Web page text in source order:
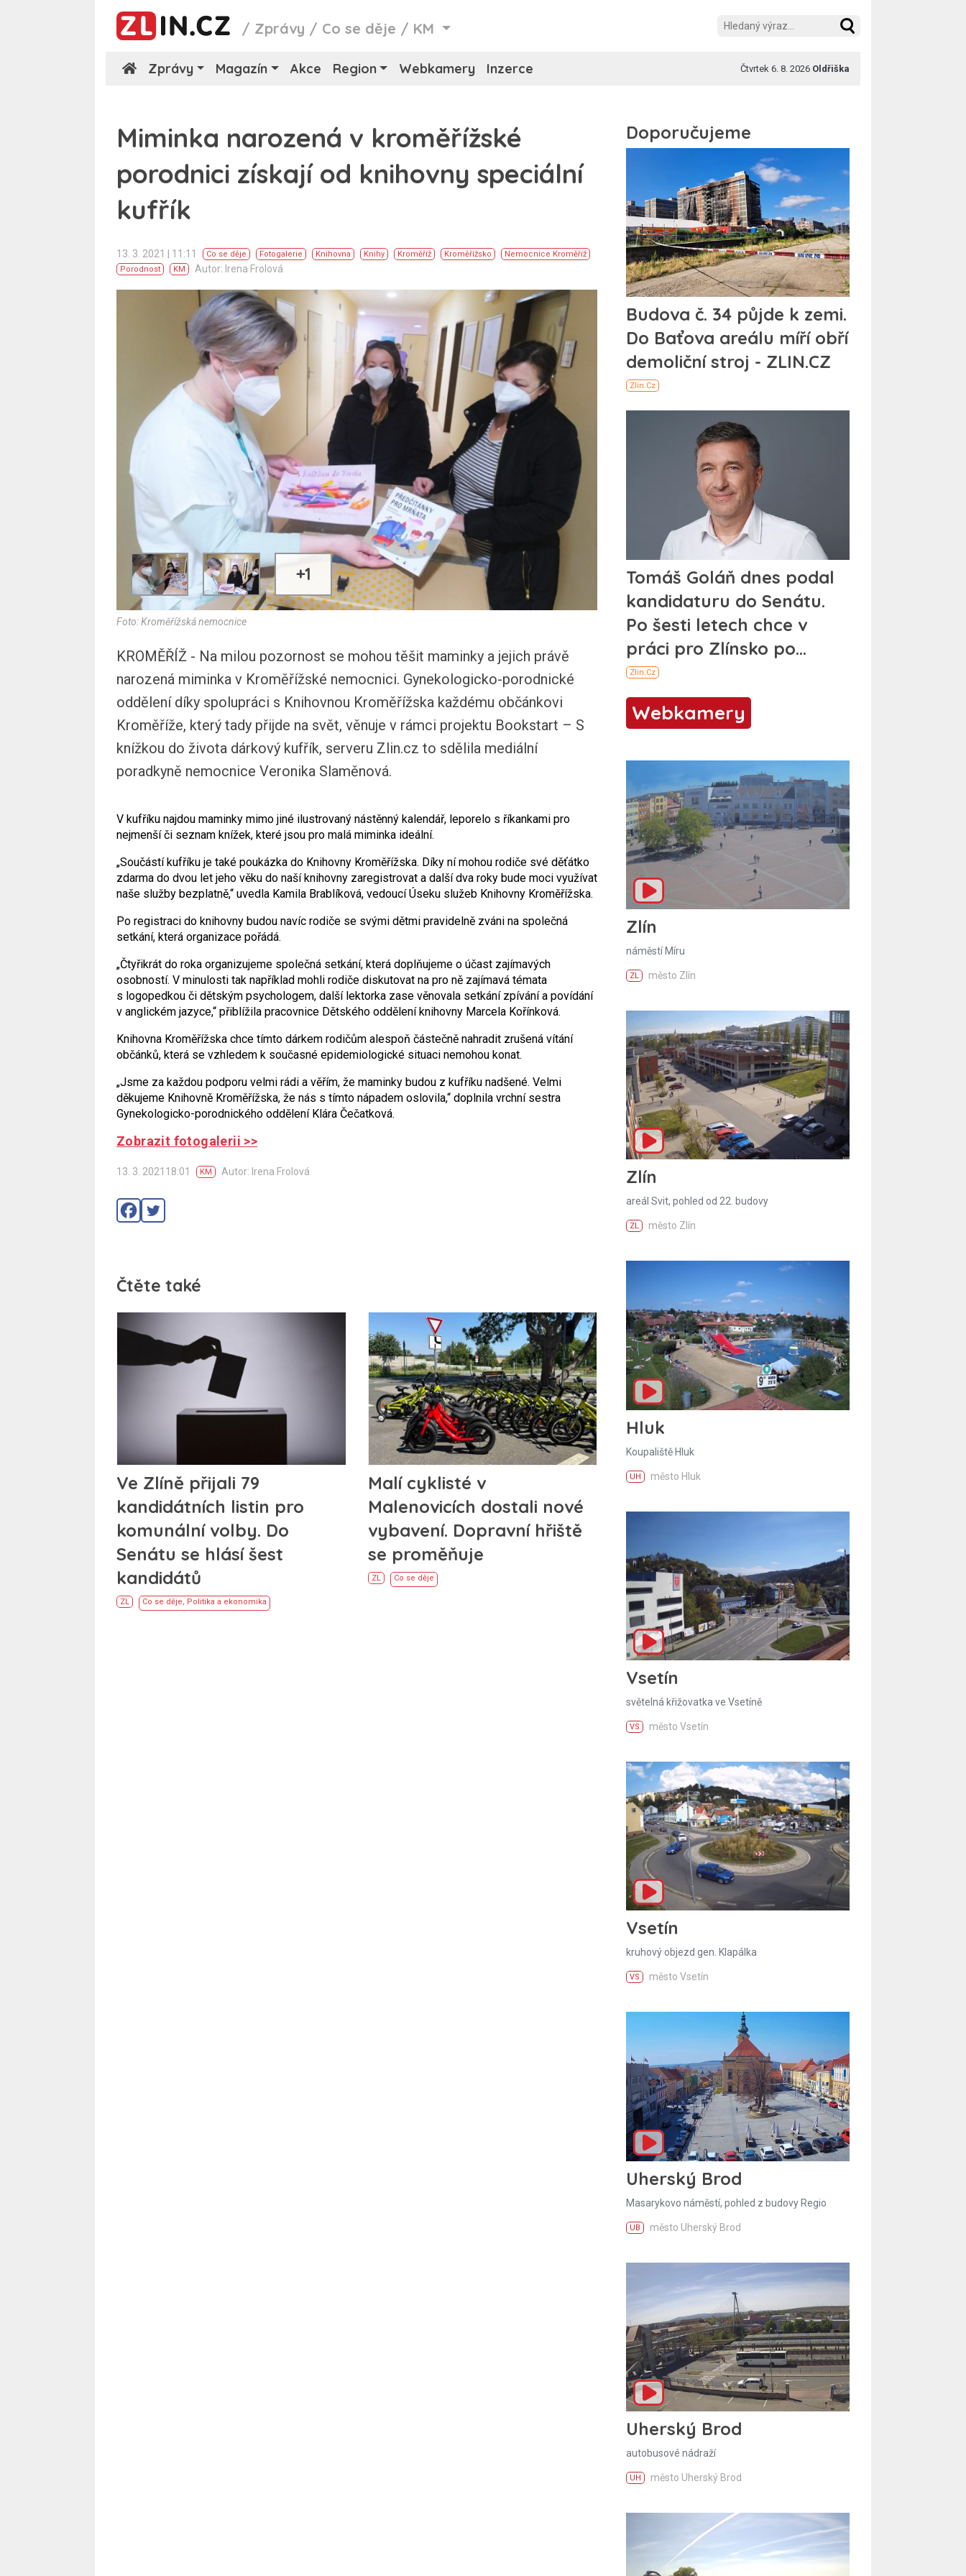
/ Zprávy / Co se děje / KM
Zprávy Magazín Akce Region Webkamery Inzerce Čtvrtek 6. 8. 2026 Oldřiška
Miminka narozená v kroměřížské
porodnici získají od knihovny speciální
kufřík
13. 3. 2021 | 11:11 Co se děje Fotogalerie Knihovna Knihy Kroměříž Kroměřížsko
Nemocnice Kroměříž
Porodnost
KM Autor: Irena Frolová
+1
Foto: Kroměřížská nemocnice
KROMĚŘÍŽ - Na milou pozornost se mohou těšit maminky a jejich právě
narozená miminka v Kroměřížské nemocnici. Gynekologicko-porodnické
oddělení díky spolupráci s Knihovnou Kroměřížska každému občánkovi
Kroměříže, který tady přijde na svět, věnuje v rámci projektu Bookstart – S
knížkou do života dárkový kufřík, serveru Zlin.cz to sdělila mediální
poradkyně nemocnice Veronika Slaměnová.
V kufříku najdou maminky mimo jiné ilustrovaný nástěnný kalendář, leporelo s říkankami pro
nejmenší či seznam knížek, které jsou pro malá miminka ideální.
„Součástí kufříku je také poukázka do Knihovny Kroměřížska. Díky ní mohou rodiče své děťátko
zdarma do dvou let jeho věku do naší knihovny zaregistrovat a další dva roky bude moci využívat
naše služby bezplatně,“ uvedla Kamila Brablíková, vedoucí Úseku služeb Knihovny Kroměřížska.
Po registraci do knihovny budou navíc rodiče se svými dětmi pravidelně zváni na společná
setkání, která organizace pořádá.
„Čtyřikrát do roka organizujeme společná setkání, která doplňujeme o účast zajímavých
osobností. V minulosti tak například mohli rodiče diskutovat na pro ně zajímavá témata
s logopedkou či dětským psychologem, další lektorka zase věnovala setkání zpívání a povídání
v anglickém jazyce,“ přiblížila pracovnice Dětského oddělení knihovny Marcela Kořínková.
Knihovna Kroměřížska chce tímto dárkem rodičům alespoň částečně nahradit zrušená vítání
občánků, která se vzhledem k současné epidemiologické situaci nemohou konat.
„Jsme za každou podporu velmi rádi a věřím, že maminky budou z kufříku nadšené. Velmi
děkujeme Knihovně Kroměřížska, že nás s tímto nápadem oslovila,“ doplnila vrchní sestra
Gynekologicko-porodnického oddělení Klára Čečatková.
Zobrazit fotogalerii >>
13. 3. 202118:01 KM Autor: Irena Frolová
Čtěte také
Ve Zlíně přijali 79
kandidátních listin pro
komunální volby. Do
Senátu se hlásí šest
kandidátů
ZL Co se děje, Politika a ekonomika
Malí cyklisté v
Malenovicích dostali nové
vybavení. Dopravní hřiště
se proměňuje
ZL Co se děje
Webkamery
Zlín
náměstí Míru
ZL město Zlín
Zlín
areál Svit, pohled od 22. budovy
ZL město Zlín
Hluk
Koupaliště Hluk
UH město Hluk
Vsetín
světelná křižovatka ve Vsetíně
VS město Vsetín
Vsetín
kruhový objezd gen. Klapálka
VS město Vsetín
Uherský Brod
Masarykovo náměstí, pohled z budovy Regio
UB město Uherský Brod
Uherský Brod
autobusové nádraží
UH město Uherský Brod